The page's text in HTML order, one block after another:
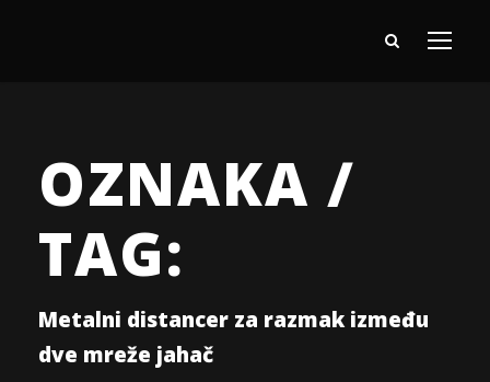
OZNAKA /
TAG:
Metalni distancer za razmak između
dve mreže jahač